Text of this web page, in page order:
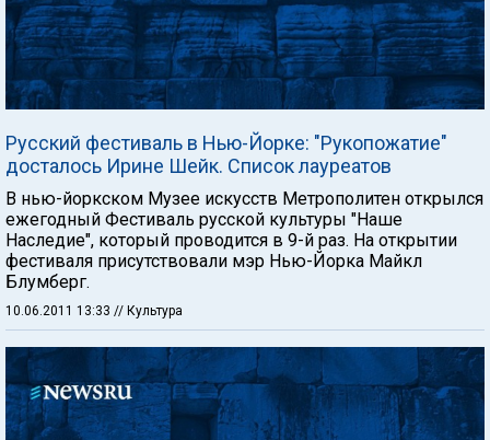
Русский фестиваль в Нью-Йорке: "Рукопожатие"
досталось Ирине Шейк. Список лауреатов
В нью-йоркском Музее искусств Метрополитен открылся
ежегодный Фестиваль русской культуры "Наше
Наследие", который проводится в 9-й раз. На открытии
фестиваля присутствовали мэр Нью-Йорка Майкл
Блумберг.
10.06.2011 13:33 // Культура